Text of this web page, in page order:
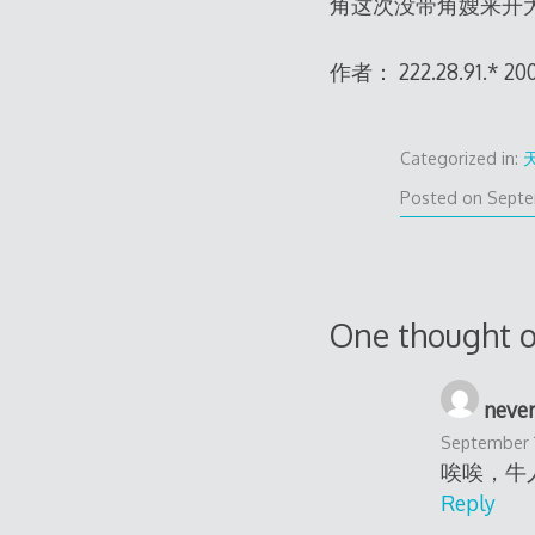
角这次没带角嫂来开
作者： 222.28.91.*
Categorized in:
Posted on
One thought
September
唉唉，牛
Reply